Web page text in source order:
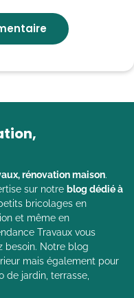
rénovation maison.
sur notre blog dédié à
bricolages en
et même en
Travaux vous
besoin. Notre blog
mais également pour
de jardin, terrasse,